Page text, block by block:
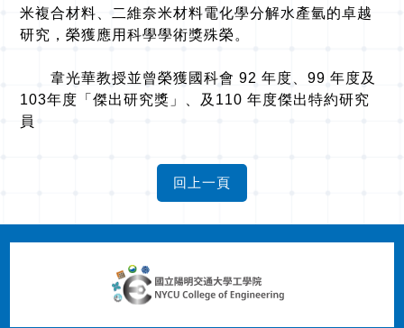
米複合材料、二維奈米材料電化學分解水產氫的卓越
研究，榮獲應用科學學術獎殊榮。
韋光華教授並曾榮獲國科會 92 年度、99 年度及
103年度「傑出研究獎」、及110 年度傑出特約研究
員